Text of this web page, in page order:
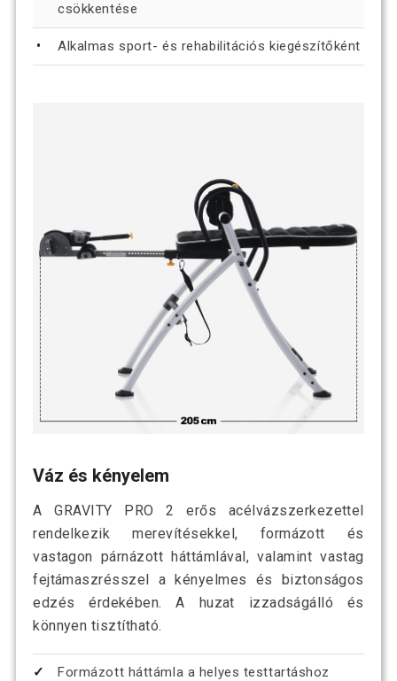
csökkentése
Alkalmas sport- és rehabilitációs kiegészítőként
Váz és kényelem
A GRAVITY PRO 2 erős acélvázszerkezettel
rendelkezik merevítésekkel, formázott és
vastagon párnázott háttámlával, valamint vastag
fejtámaszrésszel a kényelmes és biztonságos
edzés érdekében. A huzat izzadságálló és
könnyen tisztítható.
Formázott háttámla a helyes testtartáshoz